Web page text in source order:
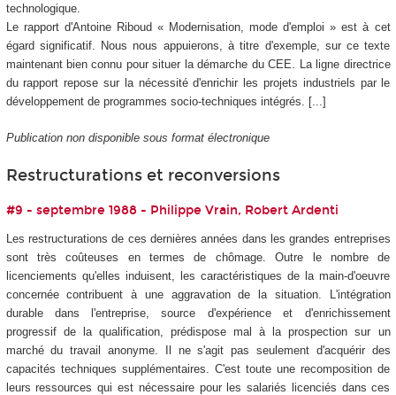
technologique.
Le rapport d'Antoine Riboud « Modernisation, mode d'emploi » est à cet
égard significatif. Nous nous appuierons, à titre d'exemple, sur ce texte
maintenant bien connu pour situer la démarche du CEE. La ligne directrice
du rapport repose sur la nécessité d'enrichir les projets industriels par le
développement de programmes socio-techniques intégrés. [...]
Publication non disponible sous format électronique
Restructurations et reconversions
#9 - septembre 1988 - Philippe Vrain, Robert Ardenti
Les restructurations de ces dernières années dans les grandes entreprises
sont très coûteuses en termes de chômage. Outre le nombre de
licenciements qu'elles induisent, les caractéristiques de la main-d'oeuvre
concernée contribuent à une aggravation de la situation. L'intégration
durable dans l'entreprise, source d'expérience et d'enrichissement
progressif de la qualification, prédispose mal à la prospection sur un
marché du travail anonyme. Il ne s'agit pas seulement d'acquérir des
capacités techniques supplémentaires. C'est toute une recomposition de
leurs ressources qui est nécessaire pour les salariés licenciés dans ces